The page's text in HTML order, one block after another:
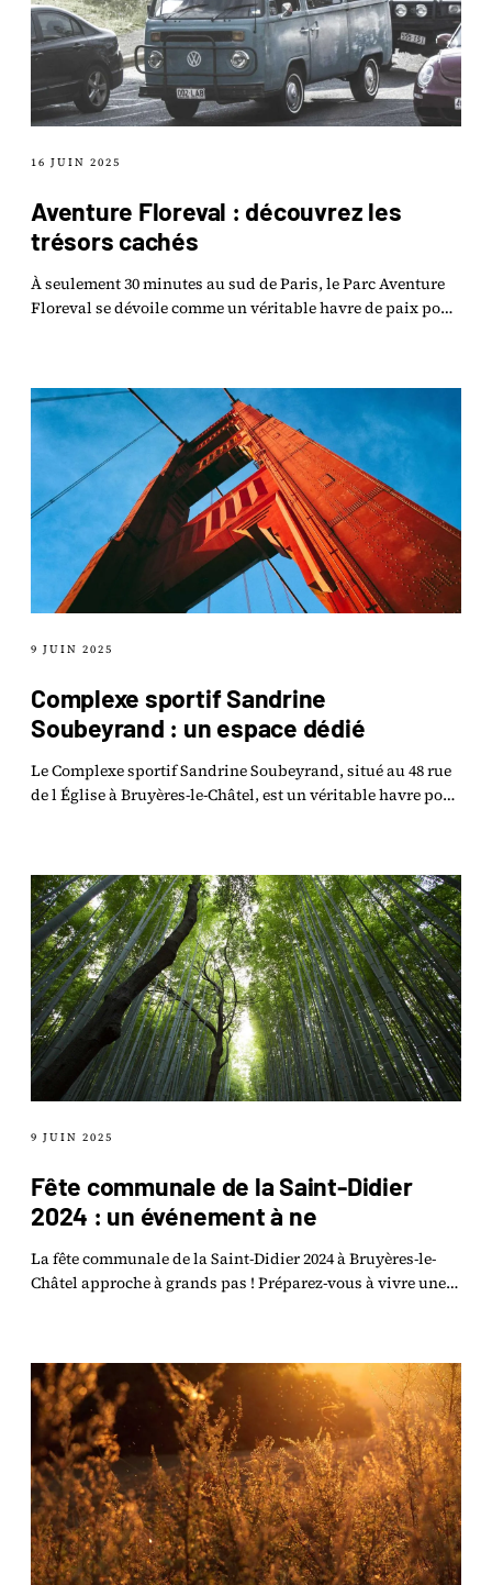
16 JUIN 2025
Aventure Floreval : découvrez les
trésors cachés
À seulement 30 minutes au sud de Paris, le Parc Aventure
Floreval se dévoile comme un véritable havre de paix pour
9 JUIN 2025
Complexe sportif Sandrine
Soubeyrand : un espace dédié
Le Complexe sportif Sandrine Soubeyrand, situé au 48 rue
de l Église à Bruyères-le-Châtel, est un véritable havre pour
9 JUIN 2025
Fête communale de la Saint-Didier
2024 : un événement à ne
La fête communale de la Saint-Didier 2024 à Bruyères-le-
Châtel approche à grands pas ! Préparez-vous à vivre une